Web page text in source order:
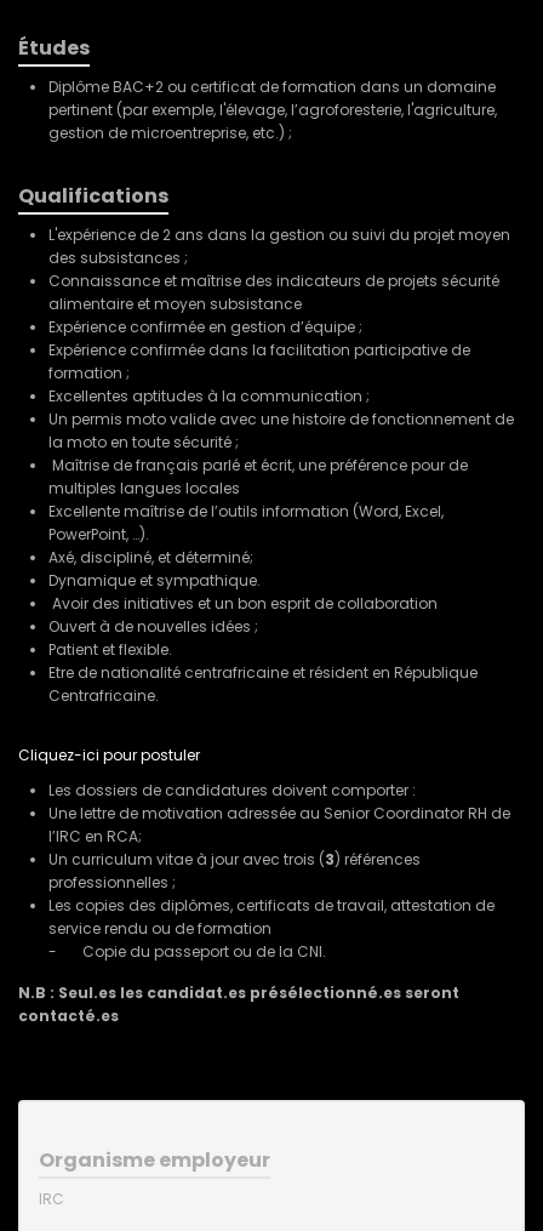
Études
Diplôme BAC+2 ou certificat de formation dans un domaine
pertinent (par exemple, l'élevage, l’agroforesterie, l'agriculture,
gestion de microentreprise, etc.) ;
Qualifications
L'expérience de 2 ans dans la gestion ou suivi du projet moyen
des subsistances ;
Connaissance et maîtrise des indicateurs de projets sécurité
alimentaire et moyen subsistance
Expérience confirmée en gestion d’équipe ;
Expérience confirmée dans la facilitation participative de
formation ;
Excellentes aptitudes à la communication ;
Un permis moto valide avec une histoire de fonctionnement de
la moto en toute sécurité ;
Maîtrise de français parlé et écrit, une préférence pour de
multiples langues locales
Excellente maîtrise de l’outils information (Word, Excel,
PowerPoint, …).
Axé, discipliné, et déterminé;
Dynamique et sympathique.
Avoir des initiatives et un bon esprit de collaboration
Ouvert à de nouvelles idées ;
Patient et flexible.
Etre de nationalité centrafricaine et résident en République
Centrafricaine.
Cliquez-ici pour postuler
Les dossiers de candidatures doivent comporter :
Une lettre de motivation adressée au Senior Coordinator RH de
l’IRC en RCA;
Un curriculum vitae à jour avec trois (3) références
professionnelles ;
Les copies des diplômes, certificats de travail, attestation de
service rendu ou de formation
- Copie du passeport ou de la CNI.
N.B : Seul.es les candidat.es présélectionné.es seront
contacté.es
Organisme employeur
IRC